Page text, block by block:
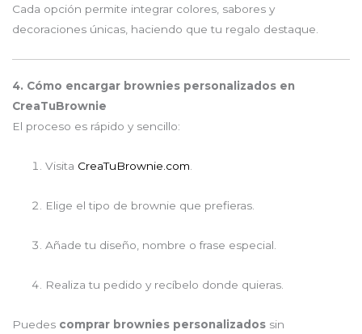
Cada opción permite integrar colores, sabores y
decoraciones únicas, haciendo que tu regalo destaque.
4. Cómo encargar brownies personalizados en
CreaTuBrownie
El proceso es rápido y sencillo:
Visita CreaTuBrownie.com.
Elige el tipo de brownie que prefieras.
Añade tu diseño, nombre o frase especial.
Realiza tu pedido y recíbelo donde quieras.
Puedes comprar brownies personalizados sin